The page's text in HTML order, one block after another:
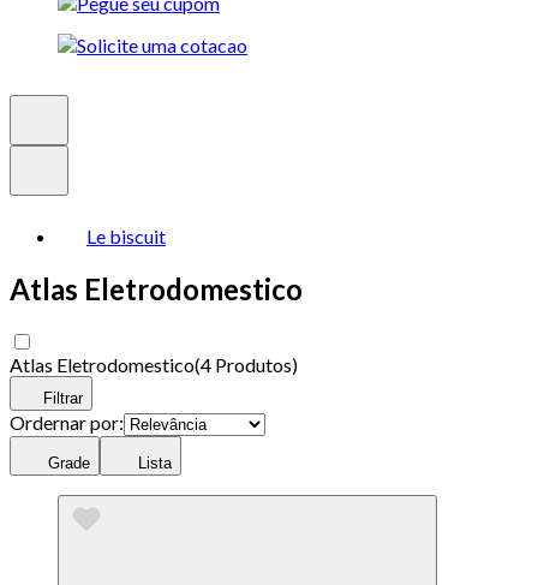
Le biscuit
Atlas Eletrodomestico
Atlas Eletrodomestico(4 Produtos)
Filtrar
Ordernar por:
Grade Lista